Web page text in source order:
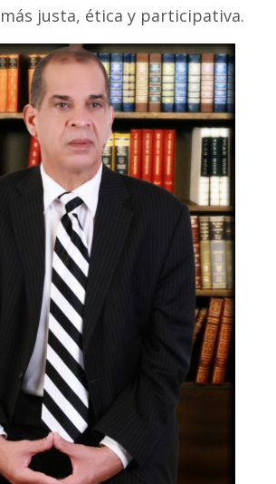
justa, ética y participativa.